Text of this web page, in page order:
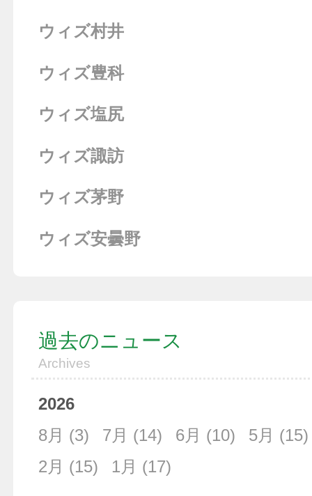
ウィズ村井
ウィズ豊科
ウィズ塩尻
ウィズ諏訪
ウィズ茅野
ウィズ安曇野
過去のニュース
Archives
2026
8月 (3) 7月 (14) 6月 (10) 5月 (15)
2月 (15) 1月 (17)